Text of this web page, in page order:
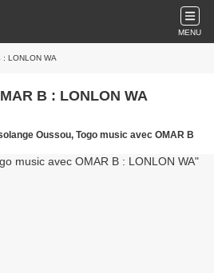
MENU
: LONLON WA
B : LONLON WA
Oussou, Togo music avec OMAR B